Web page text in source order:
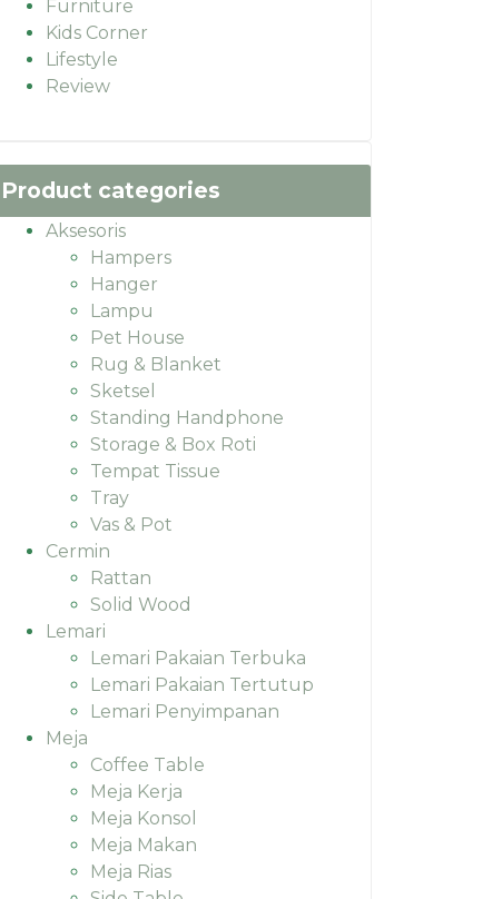
Furniture
Kids Corner
Lifestyle
Review
Product categories
Aksesoris
Hampers
Hanger
Lampu
Pet House
Rug & Blanket
Sketsel
Standing Handphone
Storage & Box Roti
Tempat Tissue
Tray
Vas & Pot
Cermin
Rattan
Solid Wood
Lemari
Lemari Pakaian Terbuka
Lemari Pakaian Tertutup
Lemari Penyimpanan
Meja
Coffee Table
Meja Kerja
Meja Konsol
Meja Makan
Meja Rias